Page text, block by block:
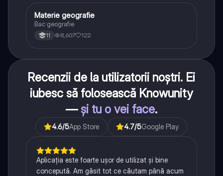
Geografie
Materie geografie
Bac geografie
11 8,607 122
Recenzii de la utilizatorii noștri. Ei
iubesc să folosească Knowunity
— și tu o vei face.
4.6/5App Store 4.7/5Google Play
Aplicația este foarte ușor de utilizat și bine
concepută. Am găsit tot ce căutam până acum